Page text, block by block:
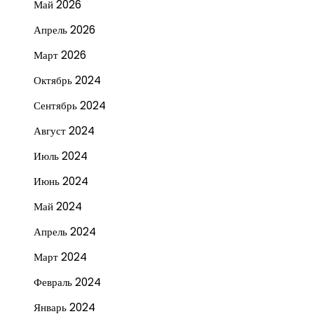
Май 2026
Апрель 2026
Март 2026
Октябрь 2024
Сентябрь 2024
Август 2024
Июль 2024
Июнь 2024
Май 2024
Апрель 2024
Март 2024
Февраль 2024
Январь 2024